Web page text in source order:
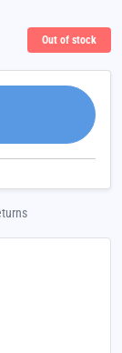
Out of stock